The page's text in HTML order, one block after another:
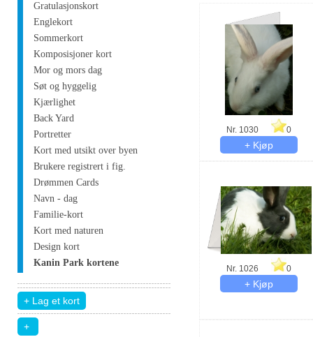
Gratulasjonskort
Englekort
Sommerkort
Komposisjoner kort
Mor og mors dag
Søt og hyggelig
Kjærlighet
Back Yard
Portretter
Kort med utsikt over byen
Brukere registrert i fig.
Drømmen Cards
Navn - dag
Familie-kort
Kort med naturen
Design kort
Kanin Park kortene
Nr. 1030 0
Nr. 1026 0